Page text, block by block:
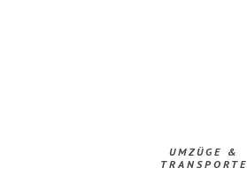
UMZÜGE &
TRANSPORTE